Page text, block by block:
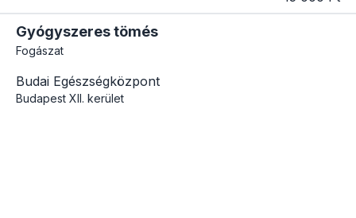
Gyógyszeres tömés
Fogászat
Budai Egészségközpont
Budapest XII. kerület